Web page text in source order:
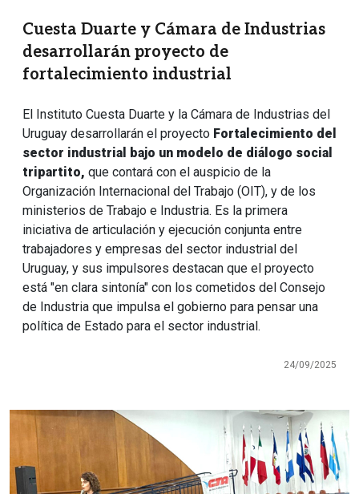
Cuesta Duarte y Cámara de Industrias
desarrollarán proyecto de
fortalecimiento industrial
El Instituto Cuesta Duarte y la Cámara de Industrias del
Uruguay desarrollarán el proyecto Fortalecimiento del
sector industrial bajo un modelo de diálogo social
tripartito, que contará con el auspicio de la
Organización Internacional del Trabajo (OIT), y de los
ministerios de Trabajo e Industria. Es la primera
iniciativa de articulación y ejecución conjunta entre
trabajadores y empresas del sector industrial del
Uruguay, y sus impulsores destacan que el proyecto
está "en clara sintonía" con los cometidos del Consejo
de Industria que impulsa el gobierno para pensar una
política de Estado para el sector industrial.
24/09/2025
Imagen